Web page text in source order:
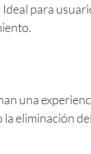
para
una
eliminación